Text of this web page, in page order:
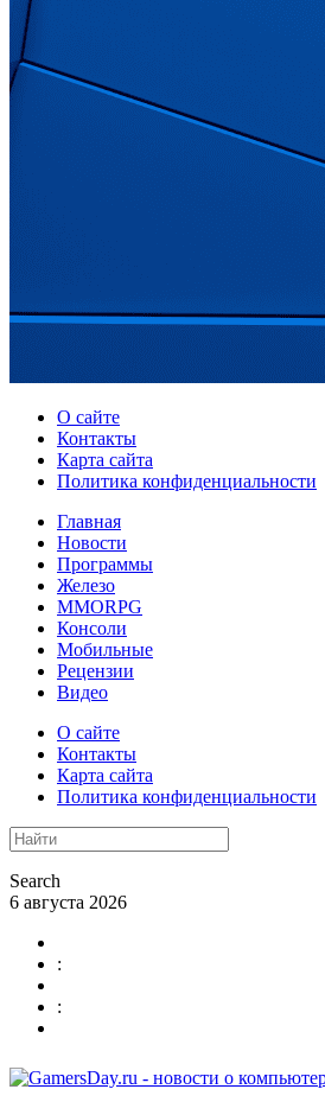
О сайте
Контакты
Карта сайта
Политика конфиденциальности
Главная
Новости
Программы
Железо
MMORPG
Консоли
Мобильные
Рецензии
Видео
О сайте
Контакты
Карта сайта
Политика конфиденциальности
Search
6 августа 2026
:
: